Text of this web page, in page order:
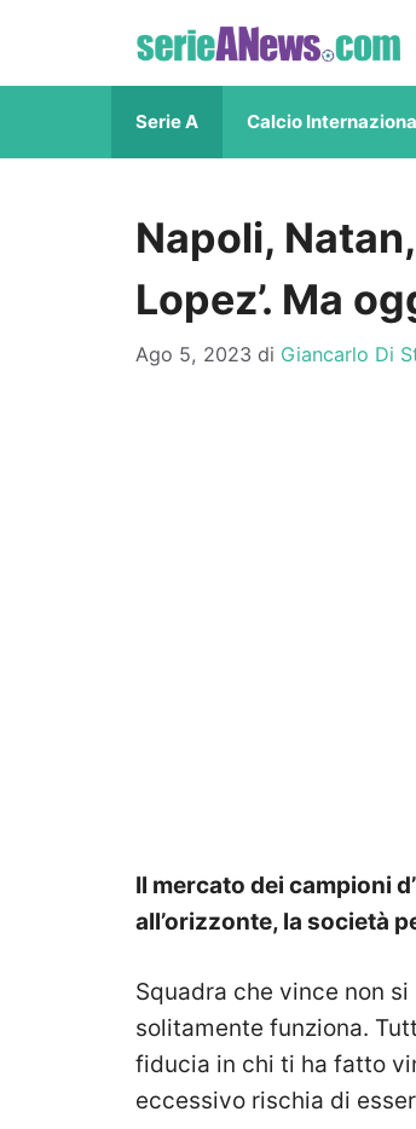
contenuto
Serie A Calcio
Napoli,
Lopez’. Ma
Ago 5, 2023 di Giancarlo Di
Il mercato dei campioni
all’orizzonte, la società
Squadra che vince non
solitamente funziona.
fiducia in chi ti ha fatto
eccessivo rischia di